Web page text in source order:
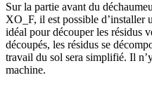
Sur la partie avant du
XO_F, il est possible d’installer
idéal pour découper les résidus
découpés, les résidus se
travail du sol sera simplifié. Il
machine.